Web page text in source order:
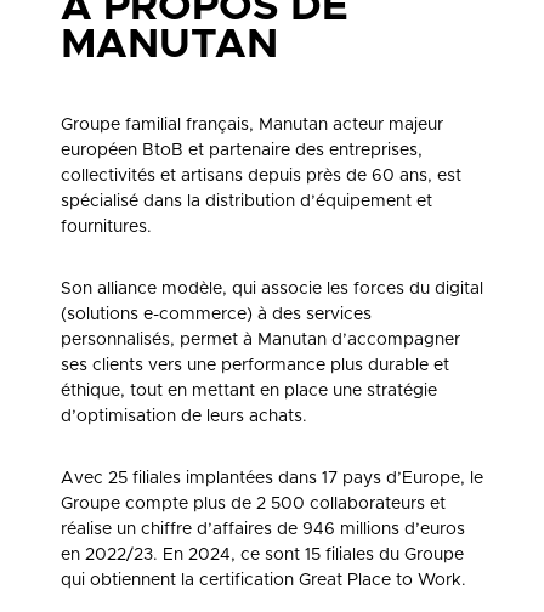
MANUTAN
Groupe familial français, Manutan acteur majeur
européen BtoB et partenaire des entreprises,
collectivités et artisans depuis près de 60 ans, est
spécialisé dans la distribution d’équipement et
fournitures.
Son alliance modèle, qui associe les forces du digital
(solutions e-commerce) à des services
personnalisés, permet à Manutan d’accompagner
ses clients vers une performance plus durable et
éthique, tout en mettant en place une stratégie
d’optimisation de leurs achats.
Avec 25 filiales implantées dans 17 pays d’Europe, le
Groupe compte plus de 2 500 collaborateurs et
réalise un chiffre d’affaires de 946 millions d’euros
en 2022/23. En 2024, ce sont 15 filiales du Groupe
qui obtiennent la certification Great Place to Work.